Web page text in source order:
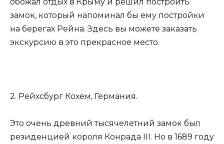
замок, который напоминал бы ему постройки
на берегах Рейна. Здесь вы можете заказать
экскурсию в это прекрасное место.
2. Рейхсбург Кохем, Германия.
Это очень древний тысячелетний замок был
резиденцией короля Конрада III. Но в 1689 году